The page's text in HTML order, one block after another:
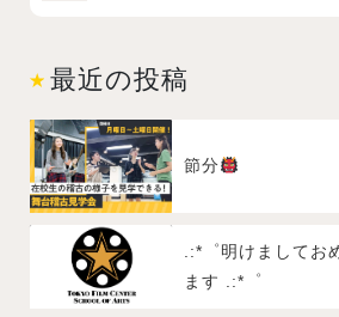
最近の投稿
節分
.:*゜明けましてお
ます .:*゜